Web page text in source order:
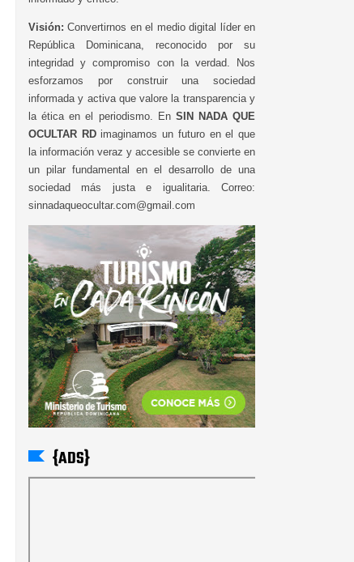
Visión: Convertirnos en el medio digital líder en
República Dominicana, reconocido por su
integridad y compromiso con la verdad. Nos
esforzamos por construir una sociedad
informada y activa que valore la transparencia y
la ética en el periodismo. En SIN NADA QUE
OCULTAR RDimaginamos un futuro en el que
la información veraz y accesible se convierte en
un pilar fundamental en el desarrollo de una
sociedad más justa e igualitaria. Correo:
sinnadaqueocultar.com@gmail.com
{ADS}